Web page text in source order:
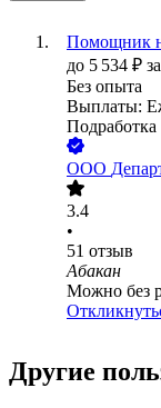
Помощник
до 5 534 ₽
Без опыта
Выплаты:
Подработка
ООО
3.4
•
51 отзыв
Абакан
Можно без
Другие